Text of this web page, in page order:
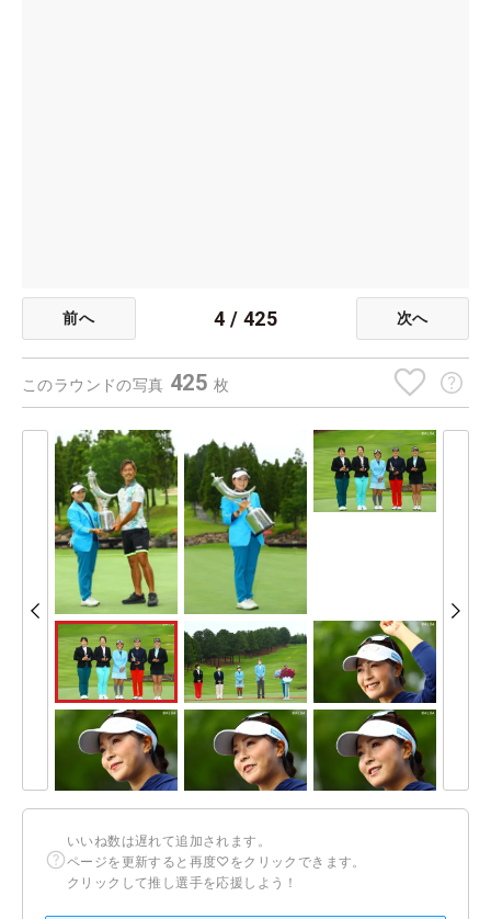
前へ 4 / 425 次へ
このラウンドの写真 425 枚
いいね数は遅れて追加されます。
ページを更新すると再度♡をクリックできます。
クリックして推し選手を応援しよう！